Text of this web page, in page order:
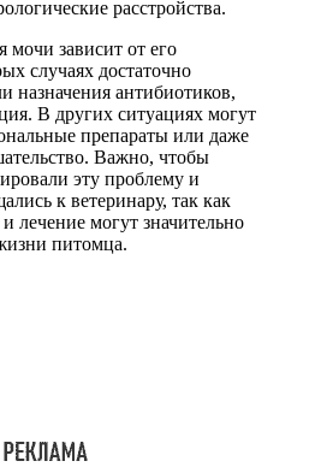
расстройства.
мочи зависит от его
случаях достаточно
назначения антибиотиков,
В других ситуациях могут
препараты или даже
Важно, чтобы
эту проблему и
к ветеринару, так как
лечение могут значительно
питомца.